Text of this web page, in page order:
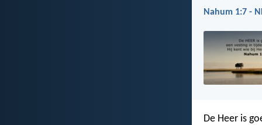
Nahum 1:7 -
De Heer is